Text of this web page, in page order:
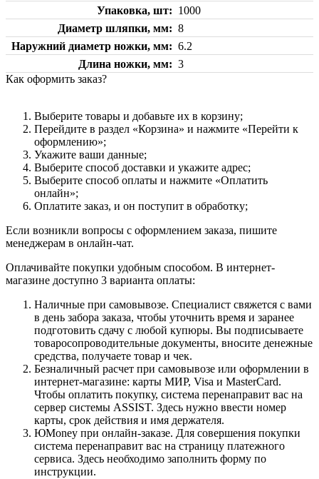
Упаковка, шт
1000
Диаметр шляпки, мм
8
Наружний диаметр ножки, мм
6.2
Длина ножки, мм
3
Как оформить заказ?
Выберите товары и добавьте их в корзину;
Перейдите в раздел «Корзина» и нажмите «Перейти к
оформлению»;
Укажите ваши данные;
Выберите способ доставки и укажите адрес;
Выберите способ оплаты и нажмите «Оплатить
онлайн»;
Оплатите заказ, и он поступит в обработку;
Если возникли вопросы с оформлением заказа, пишите
менеджерам в онлайн-чат.
Оплачивайте покупки удобным способом. В интернет-
магазине доступно 3 варианта оплаты:
Наличные при самовывозе. Специалист свяжется с вами
в день забора заказа, чтобы уточнить время и заранее
подготовить сдачу с любой купюры. Вы подписываете
товаросопроводительные документы, вносите денежные
средства, получаете товар и чек.
Безналичный расчет при самовывозе или оформлении в
интернет-магазине: карты МИР, Visa и MasterCard.
Чтобы оплатить покупку, система перенаправит вас на
сервер системы ASSIST. Здесь нужно ввести номер
карты, срок действия и имя держателя.
ЮMoney при онлайн-заказе. Для совершения покупки
система перенаправит вас на страницу платежного
сервиса. Здесь необходимо заполнить форму по
инструкции.